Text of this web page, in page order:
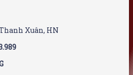
Xuân, HN